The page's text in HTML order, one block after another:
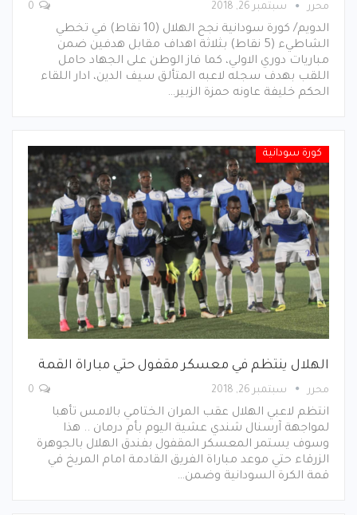
محرر سبتمبر 26, 2018
الدويم/ كورة سودانية نجح الهلال (10 نقاط) في تخطي
الشاطيء (5 نقاط) بثلاثة اهداف مقابل هدفين ضمن
مباريات دوري الاولي، كما فاز الوطن على الجهاد حامل
اللقب بهدف سجله لاعبه المتألق سيف الدين، ادار اللقاء
الحكم خليفة عاونه حمزة الزبير…
كورة سودانية
الهلال ينتظم في معسكر مقفول حتي مباراة القمة
محرر سبتمبر 26, 2018
انتظم لاعبي الهلال عقب المران الختامي بالامس تأهبا
لمواجهة آرسنال شندي عشية اليوم بأم درمان .. هذا
وسوف يستمر المعسكر المقفول بفندق الهلال بالجوهرة
الزرقاء حتي موعد مباراة الفريق القادمة امام المريخ في
قمة الكرة السودانية وضمن…